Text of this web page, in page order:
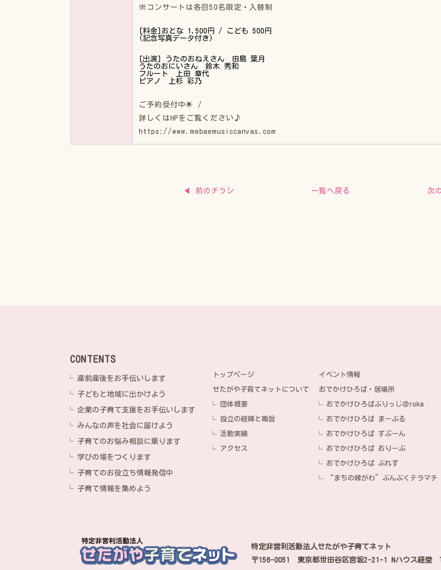
​​※コンサートは各回50名限定・入替制
[料金] ​おとな 1,500円 / こども 500円
​(記念写真データ付き)​
[出演] うたのおねえさん 田島 葉月
うたのおにいさん 鈴木 秀和
フルート 上田 章代
ピアノ 上杉 彩乃
ご予約受付中🌟 /
詳しくはHPをご覧ください♪
https://www.mebaemusiccanvas.com
◀ 前のチラシ 次
一覧へ戻る
CONTENTS
産前産後をお手伝いします
子どもと地域に出かけよう
企業の子育て支援をお手伝いします
みんなの声を社会に届けよう
子育てのお悩み相談に乗ります
学びの場をつくります
子育てのお役立ち情報発信中
子育て情報を集めよう
トップページ
せたがや子育てネットについて
団体概要
設立の経緯と趣旨
活動実績
アクセス
イベント情報
おでかけひろば・居場所
おでかけひろばぶりっじ＠roka
おでかけひろば まーぶる
おでかけひろば すぷーん
おでかけひろば おりーぶ
おでかけひろば ぶれす
“まちの縁がわ”ぶんぶくテラマチ
特定非営利活動法人せたがや子育てネット
〒156-0051 東京都世田谷区宮坂2-21-1 Nハウス経堂